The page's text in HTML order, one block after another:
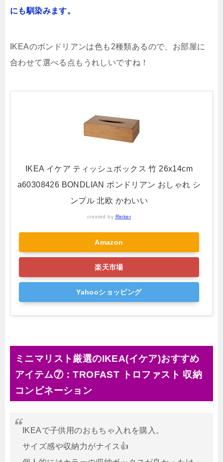
にも馴染みます。
IKEAのボンドリアンは色も2種類あるので、お部屋に
合わせて選べる点もうれしいですね！
IKEA イケア ティッシュボックス 竹 26x14cm
a60308426 BONDLIAN ボンドリアン おしゃれ シ
ンプル 北欧 かわいい
created by Rinker
Amazon
楽天市場
Yahooショッピング
ミニマリスト厳選のIKEA(イケア)おすすめ
アイテム⑦：TROFAST トロファスト 収納
コンビネーション
IKEAで子供用のおもちゃ入れを購入。
サイズ感や収納力がナイス👍